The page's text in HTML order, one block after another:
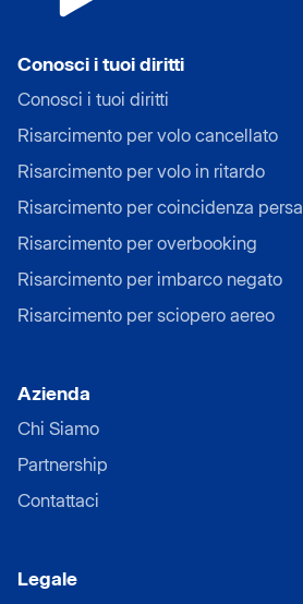
Conosci i tuoi diritti
Conosci i tuoi diritti
Risarcimento per volo cancellato
Risarcimento per volo in ritardo
Risarcimento per coincidenza persa
Risarcimento per overbooking
Risarcimento per imbarco negato
Risarcimento per sciopero aereo
Azienda
Chi Siamo
Partnership
Contattaci
Legale